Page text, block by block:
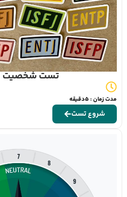
تست شخصیت MBTI
مدت زمان : 5دقیقه
شروع تست